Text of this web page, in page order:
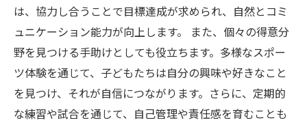
は、協力し合うことで目標達成が求められ、自然とコミ
ュニケーション能力が向上します。 また、個々の得意分
野を見つける手助けとしても役立ちます。多様なスポー
ツ体験を通じて、子どもたちは自分の興味や好きなこと
を見つけ、それが自信につながります。さらに、定期的
な練習や試合を通じて、自己管理や責任感を育むことも